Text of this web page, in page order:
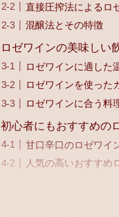
直接圧搾法によるロ
混醸法とその特徴
ロゼワインの美味しい
ロゼワインに適した
ロゼワインを使った
ロゼワインに合う料
初心者にもおすすめの
甘口辛口のロゼワイ
人気の高いおすすめ